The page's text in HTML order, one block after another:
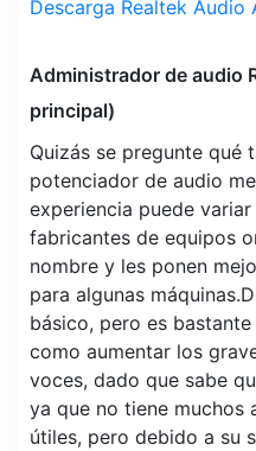
Descarga Realtek Audio
Administrador de audio
principal)
Quizás se pregunte qué
potenciador de audio
experiencia puede
fabricantes de equipos
nombre y les ponen
para algunas
básico, pero es
como aumentar los
voces, dado que sabe
ya que no tiene muchos
útiles, pero debido a su